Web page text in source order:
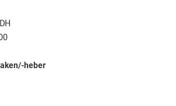
heber